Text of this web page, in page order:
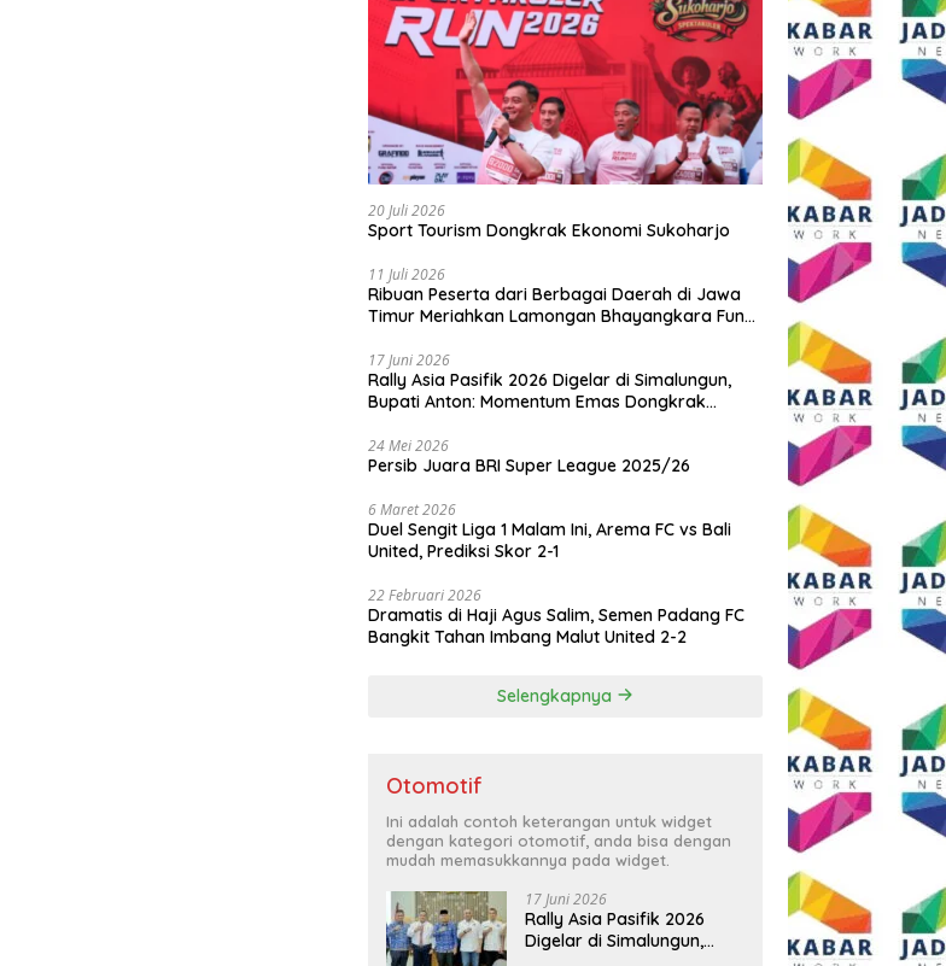
20 Juli 2026
Sport Tourism Dongkrak Ekonomi Sukoharjo
11 Juli 2026
Ribuan Peserta dari Berbagai Daerah di Jawa
Timur Meriahkan Lamongan Bhayangkara Fun
17 Juni 2026
Rally Asia Pasifik 2026 Digelar di Simalungun,
Bupati Anton: Momentum Emas Dongkrak
24 Mei 2026
Persib Juara BRI Super League 2025/26
6 Maret 2026
Duel Sengit Liga 1 Malam Ini, Arema FC vs Bali
United, Prediksi Skor 2-1
22 Februari 2026
Dramatis di Haji Agus Salim, Semen Padang FC
Bangkit Tahan Imbang Malut United 2-2
Selengkapnya
Otomotif
Ini adalah contoh keterangan untuk widget
dengan kategori otomotif, anda bisa dengan
mudah memasukkannya pada widget.
17 Juni 2026
Rally Asia Pasifik 2026
Digelar di Simalungun,